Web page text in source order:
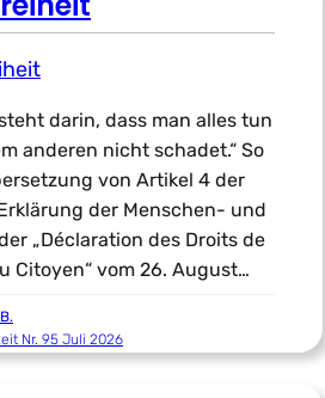
darin, dass man alles tun
anderen nicht schadet.“ So
von Artikel 4 der
der Menschen- und
„Déclaration des Droits de
Citoyen“ vom 26. August…
Nr. 95 Juli 2026